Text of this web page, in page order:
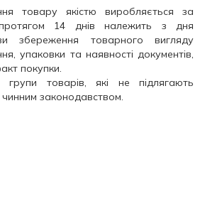
товару якістю виробляється за
14 днів належить з дня
збереження товарного вигляду
упаковки та наявності документів,
покупки.
товарів, які не підлягають
законодавством.